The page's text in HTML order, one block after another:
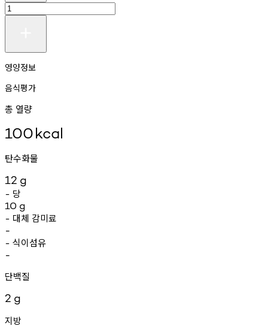
영양정보
음식평가
총 열량
100kcal
탄수화물
12 g
- 당
10 g
- 대체 감미료
-
- 식이섬유
-
단백질
2 g
지방